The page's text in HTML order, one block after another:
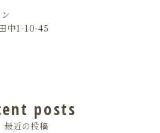
中1-10-45
posts
最近の投稿